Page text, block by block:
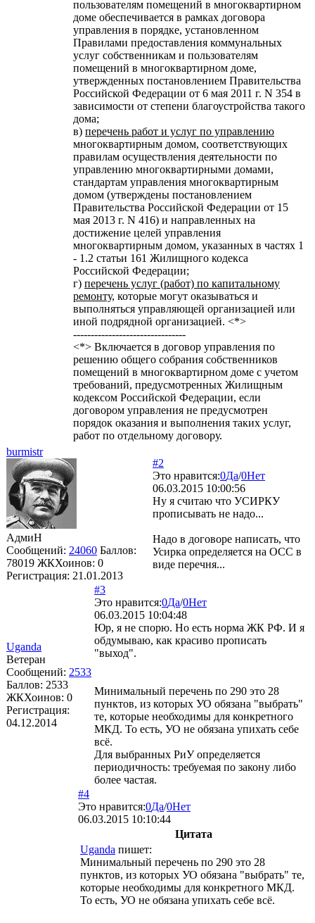
пользователям помещений в многоквартирном
доме обеспечивается в рамках договора
управления в порядке, установленном
Правилами предоставления коммунальных
услуг собственникам и пользователям
помещений в многоквартирном доме,
утвержденных постановлением Правительства
Российской Федерации от 6 мая 2011 г. N 354 в
зависимости от степени благоустройства такого
дома;
в) перечень работ и услуг по управлению
многоквартирным домом, соответствующих
правилам осуществления деятельности по
управлению многоквартирными домами,
стандартам управления многоквартирным
домом (утверждены постановлением
Правительства Российской Федерации от 15
мая 2013 г. N 416) и направленных на
достижение целей управления
многоквартирным домом, указанных в частях 1
- 1.2 статьи 161 Жилищного кодекса
Российской Федерации;
г) перечень услуг (работ) по капитальному
ремонту, которые могут оказываться и
выполняться управляющей организацией или
иной подрядной организацией. <*>
--------------------------------
<*> Включается в договор управления по
решению общего собрания собственников
помещений в многоквартирном доме с учетом
требований, предусмотренных Жилищным
кодексом Российской Федерации, если
договором управления не предусмотрен
порядок оказания и выполнения таких услуг,
работ по отдельному договору.
burmistr
АдмиН
Сообщений: 24060 Баллов:
78019 ЖКХоинов: 0
Регистрация: 21.01.2013
#2
Это нравится:0Да/0Нет
06.03.2015 10:00:56
Ну я считаю что УСИРКУ
прописывать не надо...
Надо в договоре написать, что
Усирка определяется на ОСС в
виде перечня...
Uganda
Ветеран
Сообщений: 2533
Баллов: 2533
ЖКХоинов: 0
Регистрация:
04.12.2014
#3
Это нравится:0Да/0Нет
06.03.2015 10:04:48
Юр, я не спорю. Но есть норма ЖК РФ. И я
обдумываю, как красиво прописать
"выход".
Минимальный перечень по 290 это 28
пунктов, из которых УО обязана "выбрать"
те, которые необходимы для конкретного
МКД. То есть, УО не обязана упихать себе
всё.
Для выбранных РиУ определяется
периодичность: требуемая по закону либо
более частая.
#4
Это нравится:0Да/0Нет
06.03.2015 10:10:44
Цитата
Uganda пишет:
Минимальный перечень по 290 это 28
пунктов, из которых УО обязана "выбрать" те,
которые необходимы для конкретного МКД.
То есть, УО не обязана упихать себе всё.